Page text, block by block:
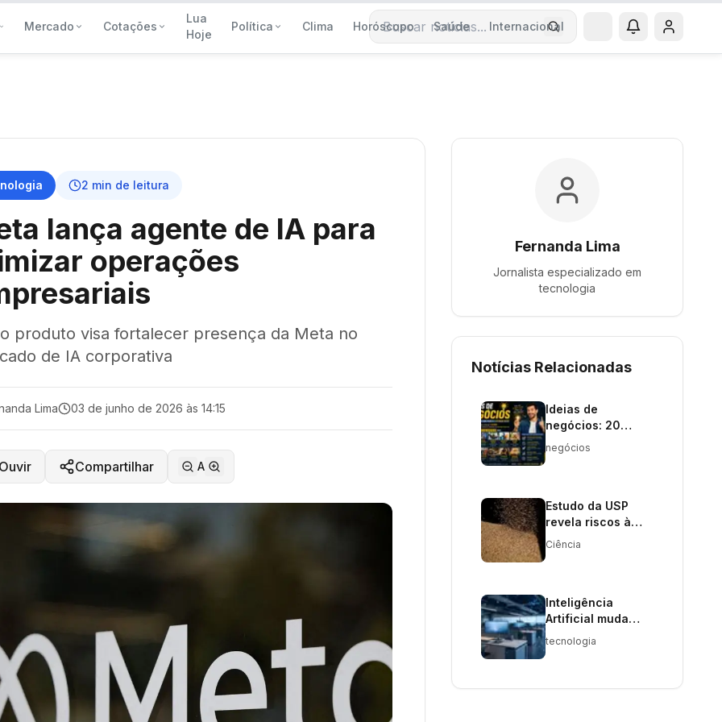
Mercado Cotações
Lua
Hoje
Política Clima Horóscopo Saúde Internacional
Buscar notícias
2 min de leitura
lança agente de IA para
operações
produto visa fortalecer presença da Meta no
de IA corporativa
Lima 03 de junho de 2026 às 14:15
Compartilhar A
Fernanda Lima
Jornalista especializado em
tecnologia
Notícias Relacionadas
Ideias de
negócios: 20
oportunidades
para empreender
negócios
Estudo da USP
revela riscos à
qualidade
Ciência
Inteligência
Artificial muda
mercado de
trabalho e reduz
tecnologia